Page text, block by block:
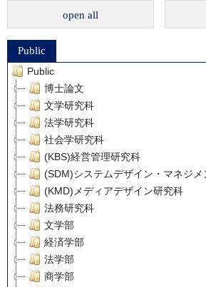
open all
Public
Public
博士論文
文学研究科
法学研究科
社会学研究科
(KBS)経営管理研究科
(SDM)システムデザイン・マネジメ
(KMD)メディアデザイン研究科
法務研究科
文学部
経済学部
法学部
商学部